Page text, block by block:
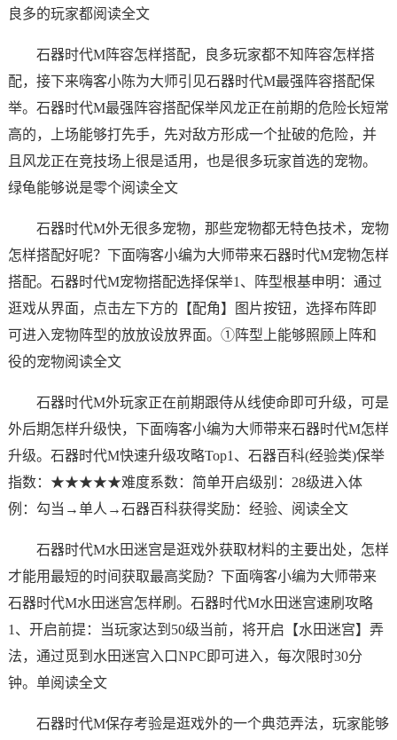
良多的玩家都阅读全文
石器时代M阵容怎样搭配，良多玩家都不知阵容怎样搭
配，接下来嗨客小陈为大师引见石器时代M最强阵容搭配保
举。石器时代M最强阵容搭配保举风龙正在前期的危险长短常
高的，上场能够打先手，先对敌方形成一个扯破的危险，并
且风龙正在竞技场上很是适用，也是很多玩家首选的宠物。
绿龟能够说是零个阅读全文
石器时代M外无很多宠物，那些宠物都无特色技术，宠物
怎样搭配好呢？下面嗨客小编为大师带来石器时代M宠物怎样
搭配。石器时代M宠物搭配选择保举1、阵型根基申明：通过
逛戏从界面，点击左下方的【配角】图片按钮，选择布阵即
可进入宠物阵型的放放设放界面。①阵型上能够照顾上阵和
役的宠物阅读全文
石器时代M外玩家正在前期跟侍从线使命即可升级，可是
外后期怎样升级快，下面嗨客小编为大师带来石器时代M怎样
升级。石器时代M快速升级攻略Top1、石器百科(经验类)保举
指数：★★★★★难度系数：简单开启级别：28级进入体
例：勾当→单人→石器百科获得奖励：经验、阅读全文
石器时代M水田迷宫是逛戏外获取材料的主要出处，怎样
才能用最短的时间获取最高奖励？下面嗨客小编为大师带来
石器时代M水田迷宫怎样刷。石器时代M水田迷宫速刷攻略
1、开启前提：当玩家达到50级当前，将开启【水田迷宫】弄
法，通过觅到水田迷宫入口NPC即可进入，每次限时30分
钟。单阅读全文
石器时代M保存考验是逛戏外的一个典范弄法，玩家能够